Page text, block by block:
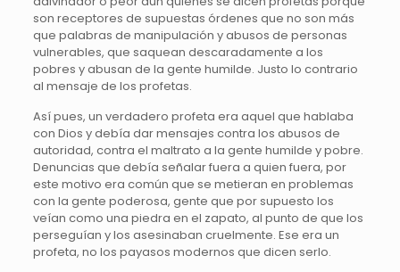
son receptores de supuestas órdenes que no son más
que palabras de manipulación y abusos de personas
vulnerables, que saquean descaradamente a los
pobres y abusan de la gente humilde. Justo lo contrario
al mensaje de los profetas.
Así pues, un verdadero profeta era aquel que hablaba
con Dios y debía dar mensajes contra los abusos de
autoridad, contra el maltrato a la gente humilde y pobre.
Denuncias que debía señalar fuera a quien fuera, por
este motivo era común que se metieran en problemas
con la gente poderosa, gente que por supuesto los
veían como una piedra en el zapato, al punto de que los
perseguían y los asesinaban cruelmente. Ese era un
profeta, no los payasos modernos que dicen serlo.